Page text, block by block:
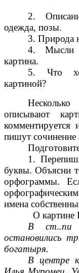
2.
одежда, позы.
3.
4. Мысли
картина.
5. Что
картиной?
описывают
комментируется
пишут сочинение
1.
буквы. Объясни
орфограммы.
имена
О картине
В ст..пи
остановились
богатыря.
В центре